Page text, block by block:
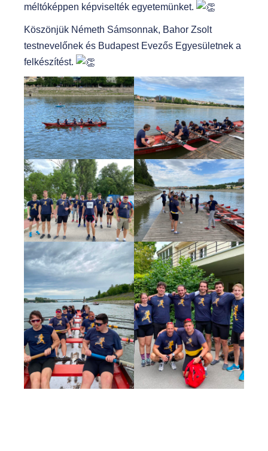
méltóképpen képviselték egyetemünket.
Köszönjük Németh Sámsonnak, Bahor Zsolt
testnevelőnek és Budapest Evezős Egyesületnek a
felkészítést.